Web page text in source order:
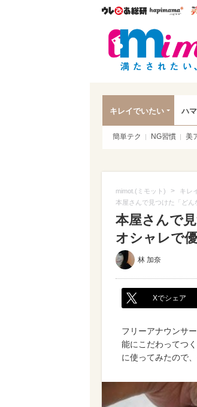
ウレぴあ総
キレイでいたい ハ
簡単テク NG習慣 美
mimot.(ミモット) > キレ
本屋さんで見つけた「どん
本屋さんで
オシャレで
林 加奈
Xでシェア
フリーアナウンサ
能にこだわってつ
に使ってみたので